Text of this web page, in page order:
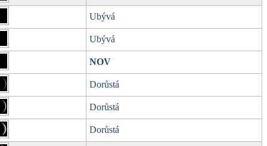
Ubývá
Ubývá
NOV
Dorůstá
Dorůstá
Dorůstá